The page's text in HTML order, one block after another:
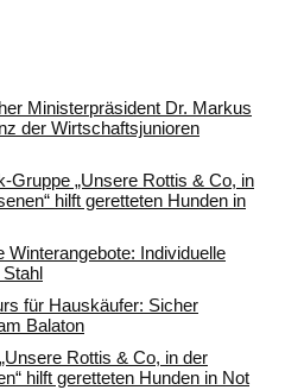
Ministerpräsident Dr. Markus
der Wirtschaftsjunioren
Gruppe „Unsere Rottis & Co, in
hilft geretteten Hunden in
Winterangebote: Individuelle
für Hauskäufer: Sicher
Balaton
Rottis & Co, in der
hilft geretteten Hunden in Not